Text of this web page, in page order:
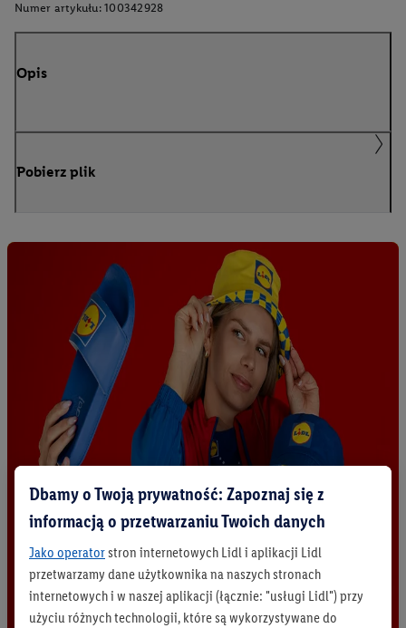
Numer artykułu: 100342928
Opis
Pobierz plik
Dbamy o Twoją prywatność: Zapoznaj się z
informacją o przetwarzaniu Twoich danych
Jako operatorstron internetowych Lidl i aplikacji Lidl
przetwarzamy dane użytkownika na naszych stronach
internetowych i w naszej aplikacji (łącznie: "usługi Lidl") przy
użyciu różnych technologii, które są wykorzystywane do